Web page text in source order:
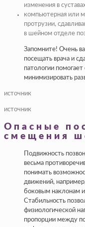
изменения в
компьютерная или
протрузии,
в шейном отделе
Запомните! Очень
посещать врача и
патологии
минимизировать
источник
источник
Опасные
смещения
Подвижность
весьма
понимать
движений,
боковым наклонам
Стабильность
физиологической
пропорции между